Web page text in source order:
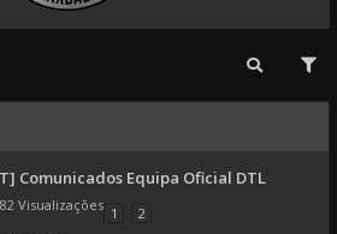
Comunicados Equipa Oficial DTL
Visualizações 1
2